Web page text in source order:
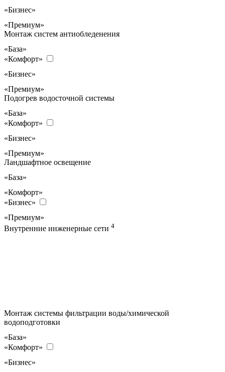
«Бизнес»
«Премиум»
Монтаж систем антиобледенения
«База»
«Комфорт»
«Бизнес»
«Премиум»
Подогрев водосточной системы
«База»
«Комфорт»
«Бизнес»
«Премиум»
Ландшафтное освещение
«База»
«Комфорт»
«Бизнес»
«Премиум»
Внутренние инженерные сети 4
Монтаж системы фильтрации воды/химической
водоподготовки
«База»
«Комфорт»
«Бизнес»